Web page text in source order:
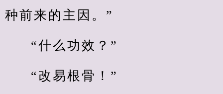
种前来的主因。”
“什么功效？”
“改易根骨！”